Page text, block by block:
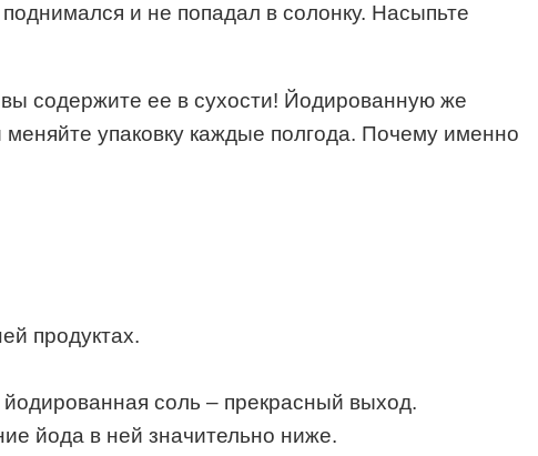
и не попадал в солонку. Насыпьте
вы содержите ее в сухости! Йодированную же
упаковку каждые полгода. Почему именно
продуктах.
соль – прекрасный выход.
йода в ней значительно ниже.